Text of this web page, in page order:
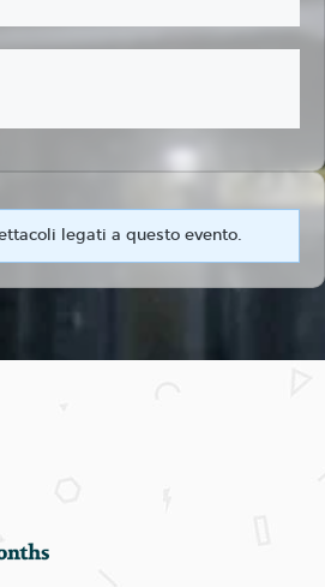
legati a questo evento.